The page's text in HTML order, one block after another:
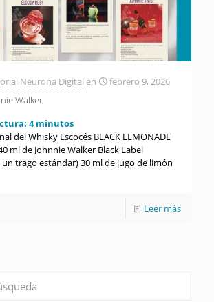
Neurona Digital en
febrero 9, 2026
Walker
4 minutos
del Whisky Escocés BLACK LEMONADE
ml de Johnnie Walker Black Label
trago estándar) 30 ml de jugo de limón
Leer más